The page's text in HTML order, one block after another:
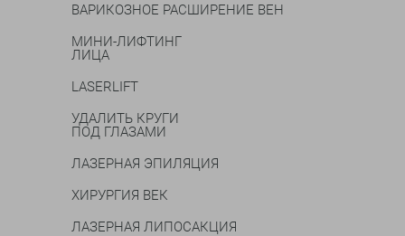
ВАРИКОЗНОЕ РАСШИРЕНИЕ ВЕН
МИНИ-ЛИФТИНГ
ЛИЦА
LASERLIFT
УДАЛИТЬ КРУГИ
ПОД ГЛАЗАМИ
ЛАЗЕРНАЯ ЭПИЛЯЦИЯ
ХИРУРГИЯ ВЕК
ЛАЗЕРНАЯ ЛИПОСАКЦИЯ